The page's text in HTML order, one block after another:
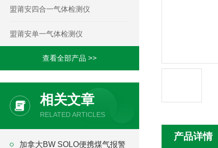
盟莆安四合一气体检测仪
盟莆安单一气体检测仪
查看全部产品 >>
相关文章
RELATED ARTICLES
加拿大BW SOLO便携煤气报警
产品详情